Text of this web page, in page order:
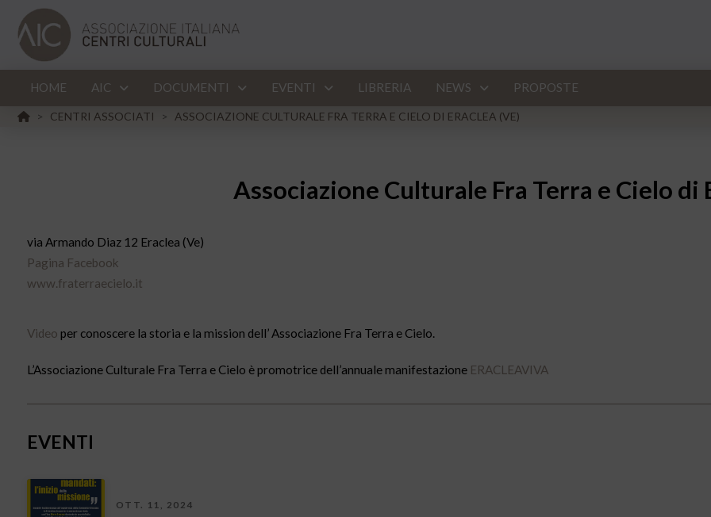
HOME AIC DOCUMENTI EVENTI LIBRERIA NEWS PROPOSTE
HOME
> CENTRI ASSOCIATI > ASSOCIAZIONE CULTURALE FRA TERRA E CIELO DI ERACLEA (VE)
Associazione Culturale Fra Terra e Cielo di
via Armando Diaz 12 Eraclea (Ve)
Pagina Facebook
www.fraterraecielo.it
Video per conoscere la storia e la mission dell’ Associazione Fra Terra e Cielo.
L’Associazione Culturale Fra Terra e Cielo è promotrice dell’annuale manifestazione ERACLEAVIVA
EVENTI
OTT. 11, 2024